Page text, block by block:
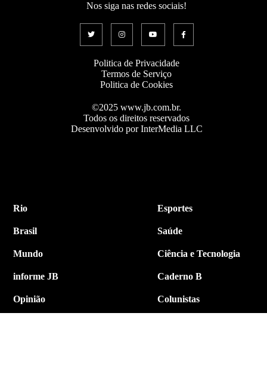
Nos siga nas redes sociais!
Politica de Privacidade
Termos de Serviço
Politica de Cookies
©2025 www.jb.com.br.
Todos os direitos reservados
Desenvolvido por InterMedia LLC
Rio
Brasil
Mundo
informe JB
Opinião
Esportes
Saúde
Ciência e Tecnologia
Caderno B
Colunistas